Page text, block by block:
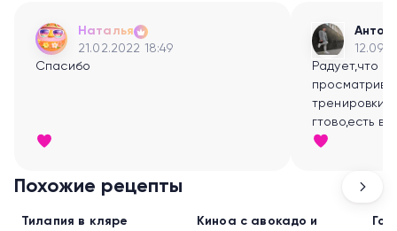
Наталья
21.02.2022 18:49
Спасибо
Антон
Радует,что
тренировки-
гтово,есть
заниматься:)
Похожие рецепты
Ужин
Тилапия в кляре Ужин
Киноа с авокадо и